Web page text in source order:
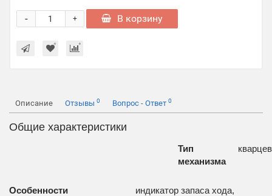
+
- В корзину
Описание Отзывы 0 Вопрос - Ответ 0
Общие характеристики
Тип
механизма
Особенности
индикатор запаса хода,